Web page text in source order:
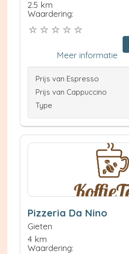
2.5 km
Waardering:
Meer informatie
Prijs van Espresso
Prijs van Cappuccino
Type
Pizzeria Da Nino
Gieten
4 km
Waardering: